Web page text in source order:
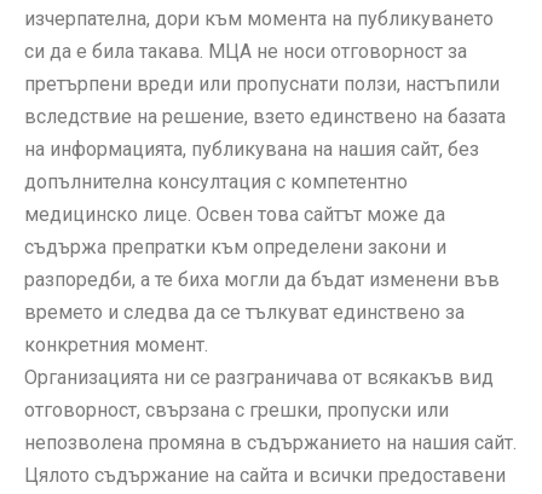
изчерпателна, дори към момента на публикуването
си да е била такава. МЦА не носи отговорност за
претърпени вреди или пропуснати ползи, настъпили
вследствие на решение, взето единствено на базата
на информацията, публикувана на нашия сайт, без
допълнителна консултация с компетентно
медицинско лице. Освен това сайтът може да
съдържа препратки към определени закони и
разпоредби, а те биха могли да бъдат изменени във
времето и следва да се тълкуват единствено за
конкретния момент.
Организацията ни се разграничава от всякакъв вид
отговорност, свързана с грешки, пропуски или
непозволена промяна в съдържанието на нашия сайт.
Цялото съдържание на сайта и всички предоставени